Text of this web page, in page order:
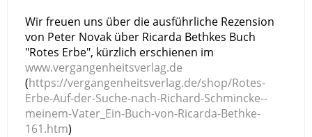
Wir freuen uns über die ausführliche Rezension
von Peter Novak über Ricarda Bethkes Buch
"Rotes Erbe", kürzlich erschienen im
www.vergangenheitsverlag.de
(https://vergangenheitsverlag.de/shop/Rotes-
Erbe-Auf-der-Suche-nach-Richard-Schmincke--
meinem-Vater_Ein-Buch-von-Ricarda-Bethke-
161.htm)